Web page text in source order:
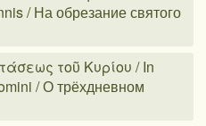
/ На обрезание святого
τοῦ Κυρίου / In
/ О трёхдневном